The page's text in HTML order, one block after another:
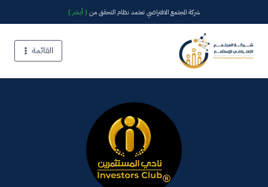
شركة المجتمع الافتراضي تعتمد نظام التحقق من( أبشر )
القائمة